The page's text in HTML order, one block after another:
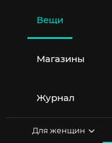
содержимому
Вещи
Магазины
Журнал
Для женщин